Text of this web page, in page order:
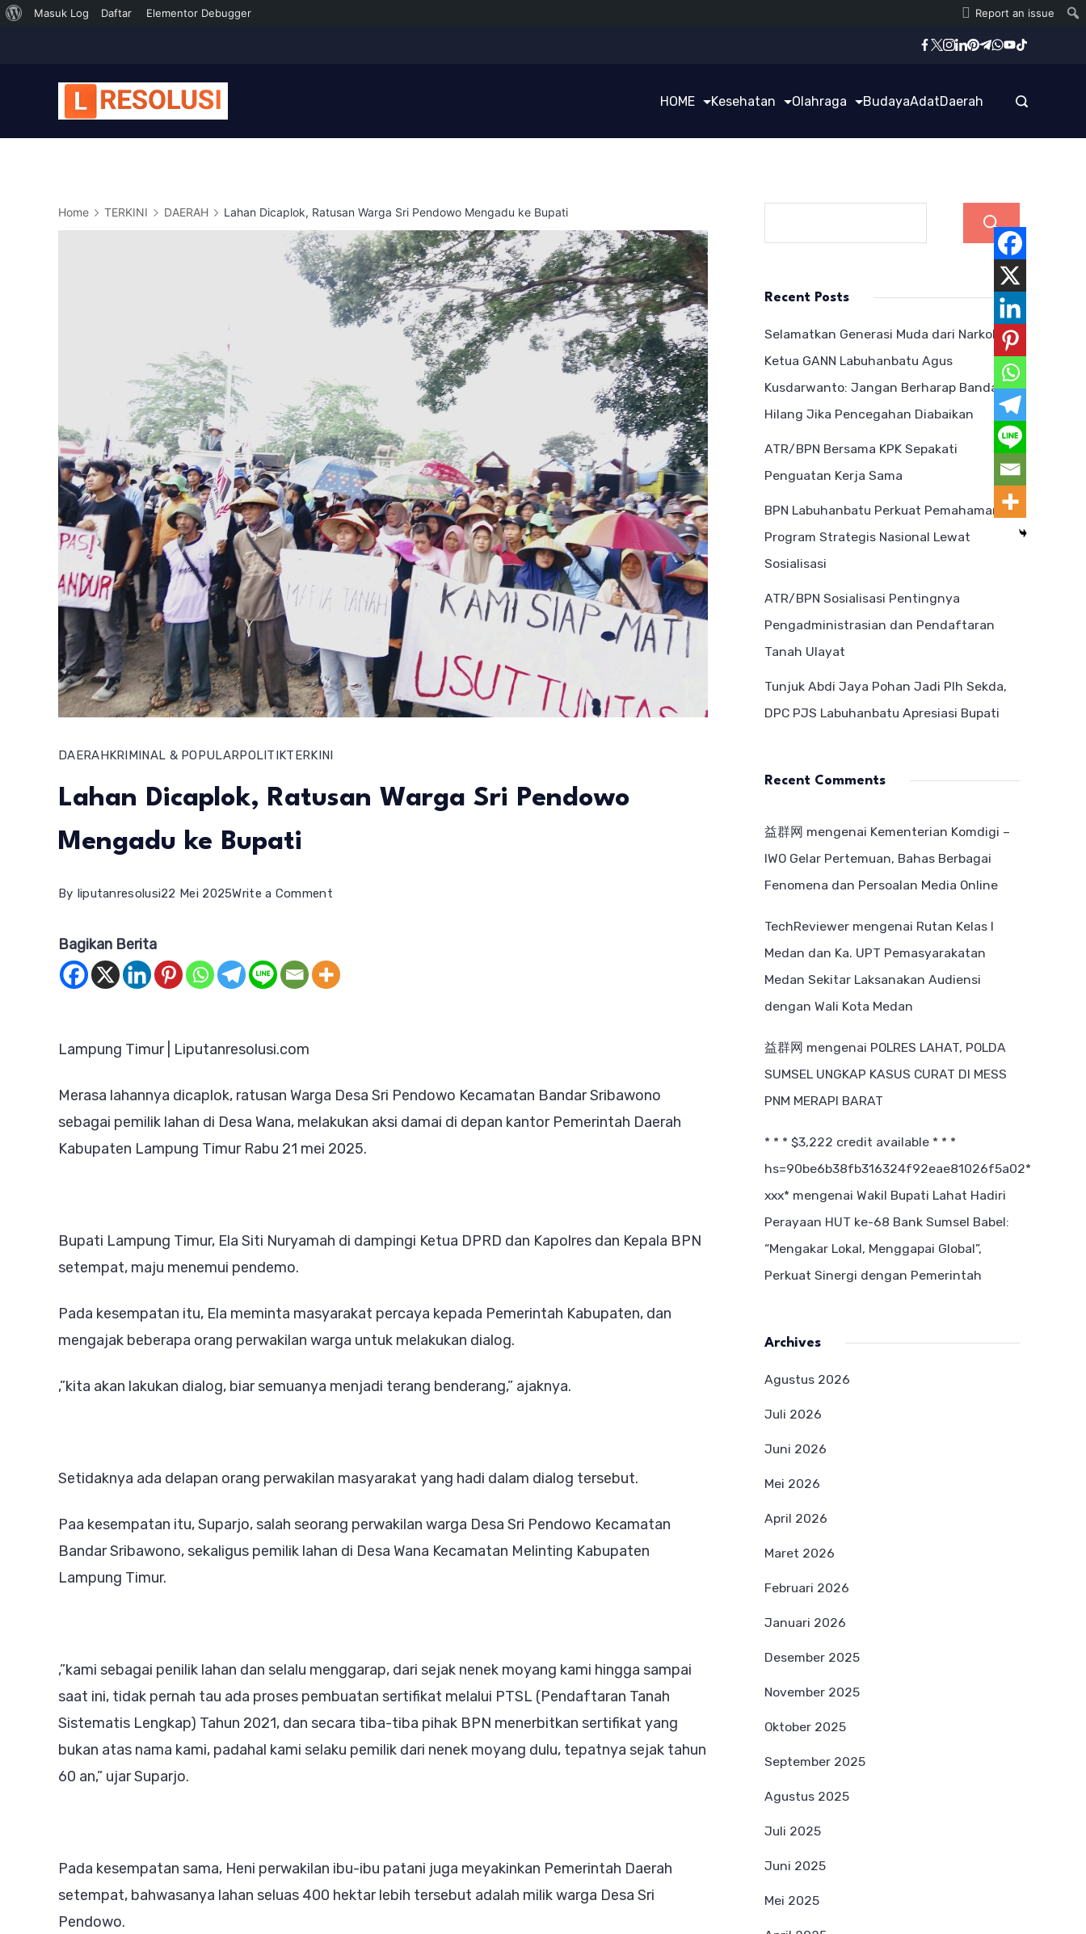
Tentang
Masuk Log Daftar Elementor Debugger Report an issue
HOME Kesehatan Olahraga BudayaAdatDaerah
Home TERKINI DAERAH Lahan Dicaplok, Ratusan Warga Sri Pendowo Mengadu ke Bupati
DAERAHKRIMINAL & POPULARPOLITIKTERKINI
Lahan Dicaplok, Ratusan Warga Sri Pendowo
Mengadu ke Bupati
By liputanresolusi22 Mei 2025Write a Commenton
Ratusan
Bagikan Berita
Lampung Timur | Liputanresolusi.com
Merasa lahannya dicaplok, ratusan Warga Desa Sri Pendowo Kecamatan Bandar Sribawono
sebagai pemilik lahan di Desa Wana, melakukan aksi damai di depan kantor Pemerintah Daerah
Kabupaten Lampung Timur Rabu 21 mei 2025.
Bupati Lampung Timur, Ela Siti Nuryamah di dampingi Ketua DPRD dan Kapolres dan Kepala BPN
setempat, maju menemui pendemo.
Pada kesempatan itu, Ela meminta masyarakat percaya kepada Pemerintah Kabupaten, dan
mengajak beberapa orang perwakilan warga untuk melakukan dialog.
,”kita akan lakukan dialog, biar semuanya menjadi terang benderang,” ajaknya.
Setidaknya ada delapan orang perwakilan masyarakat yang hadi dalam dialog tersebut.
Paa kesempatan itu, Suparjo, salah seorang perwakilan warga Desa Sri Pendowo Kecamatan
Bandar Sribawono, sekaligus pemilik lahan di Desa Wana Kecamatan Melinting Kabupaten
Lampung Timur.
,”kami sebagai penilik lahan dan selalu menggarap, dari sejak nenek moyang kami hingga sampai
saat ini, tidak pernah tau ada proses pembuatan sertifikat melalui PTSL (Pendaftaran Tanah
Sistematis Lengkap) Tahun 2021, dan secara tiba-tiba pihak BPN menerbitkan sertifikat yang
bukan atas nama kami, padahal kami selaku pemilik dari nenek moyang dulu, tepatnya sejak tahun
60 an,” ujar Suparjo.
Pada kesempatan sama, Heni perwakilan ibu-ibu patani juga meyakinkan Pemerintah Daerah
setempat, bahwasanya lahan seluas 400 hektar lebih tersebut adalah milik warga Desa Sri
Pendowo.
Recent Posts
Selamatkan Generasi Muda dari Narkoba,
Ketua GANN Labuhanbatu Agus
Kusdarwanto: Jangan Berharap Bandar
Hilang Jika Pencegahan Diabaikan
ATR/BPN Bersama KPK Sepakati
Penguatan Kerja Sama
BPN Labuhanbatu Perkuat Pemahaman
Program Strategis Nasional Lewat
Sosialisasi
ATR/BPN Sosialisasi Pentingnya
Pengadministrasian dan Pendaftaran
Tanah Ulayat
Tunjuk Abdi Jaya Pohan Jadi Plh Sekda,
DPC PJS Labuhanbatu Apresiasi Bupati
Recent Comments
益群网 mengenai Kementerian Komdigi –
IWO Gelar Pertemuan, Bahas Berbagai
Fenomena dan Persoalan Media Online
TechReviewer mengenai Rutan Kelas I
Medan dan Ka. UPT Pemasyarakatan
Medan Sekitar Laksanakan Audiensi
dengan Wali Kota Medan
益群网 mengenai POLRES LAHAT, POLDA
SUMSEL UNGKAP KASUS CURAT DI MESS
PNM MERAPI BARAT
* * * $3,222 credit available * * *
hs=90be6b38fb316324f92eae81026f5a02*
ххх* mengenai Wakil Bupati Lahat Hadiri
Perayaan HUT ke-68 Bank Sumsel Babel:
“Mengakar Lokal, Menggapai Global”,
Perkuat Sinergi dengan Pemerintah
Archives
Agustus 2026
Juli 2026
Juni 2026
Mei 2026
April 2026
Maret 2026
Februari 2026
Januari 2026
Desember 2025
November 2025
Oktober 2025
September 2025
Agustus 2025
Juli 2025
Juni 2025
Mei 2025